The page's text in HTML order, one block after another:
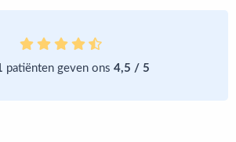
patiënten geven ons 4,5 / 5